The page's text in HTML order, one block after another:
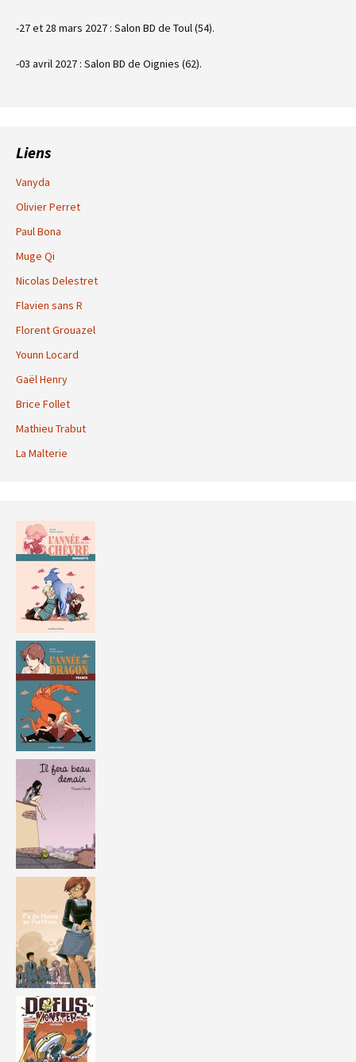
-27 et 28 mars 2027 : Salon BD de Toul (54).
-03 avril 2027 : Salon BD de Oignies (62).
Liens
Vanyda
Olivier Perret
Paul Bona
Muge Qi
Nicolas Delestret
Flavien sans R
Florent Grouazel
Younn Locard
Gaël Henry
Brice Follet
Mathieu Trabut
La Malterie